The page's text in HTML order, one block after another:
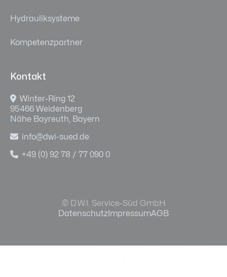
Hydrauliksysteme
Kompetenzpartner
Kontakt
 Winter-Ring 12
95466 Weidenberg
Nähe Bayreuth, Bayern
 info@dwi-sued.de
 +49 (0) 92 78 / 77 090 0
Datenschutz ImpressumAGB
© D.W.I. Service-Süd GmbH